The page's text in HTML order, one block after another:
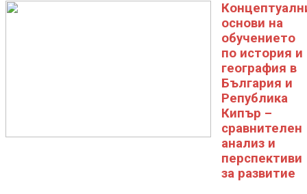
основи на
обучението
по история и
география в
България и
Република
Кипър –
сравнителен
анализ и
перспективи
за развитие